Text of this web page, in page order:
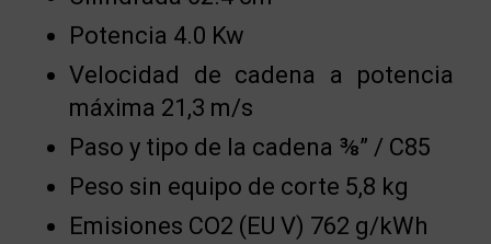
Potencia 4.0 Kw
Velocidad de cadena a potencia
máxima 21,3 m/s
Paso y tipo de la cadena ⅜” / C85
Peso sin equipo de corte 5,8 kg
Emisiones CO2 (EU V) 762 g/kWh